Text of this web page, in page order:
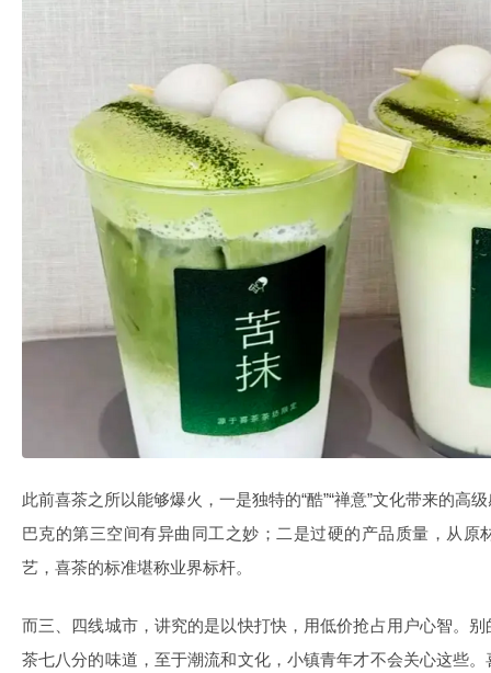
此前喜茶之所以能够爆火，一是独特的“酷”“禅意”文化带来的高
巴克的第三空间有异曲同工之妙；二是过硬的产品质量，从原
艺，喜茶的标准堪称业界标杆。
而三、四线城市，讲究的是以快打快，用低价抢占用户心智。
茶七八分的味道，至于潮流和文化，小镇青年才不会关心这些